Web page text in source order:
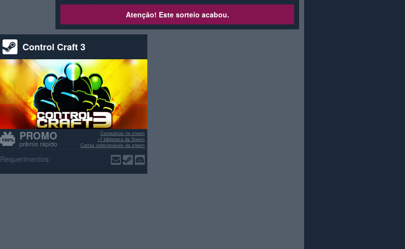
Atenção! Este sorteio acabou.
Control Craft 3
PROMO
prêmio rápido
Conquistas na steam
+1 biblioteca da Steam
Cartas colecionáveis da steam
Requerimentos: